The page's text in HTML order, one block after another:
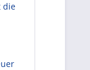
die